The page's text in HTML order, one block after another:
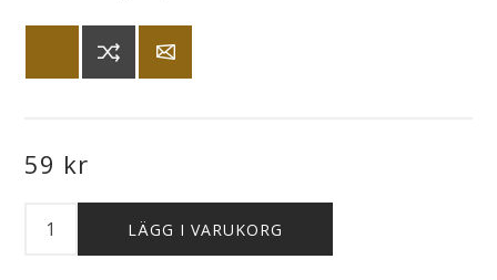
59 kr